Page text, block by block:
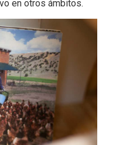
en otros ámbitos.